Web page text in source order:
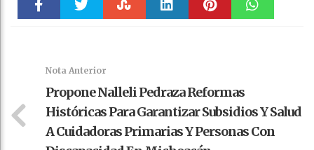
Nota Anterior
Propone Nalleli Pedraza Reformas
Históricas Para Garantizar Subsidios Y Salud
A Cuidadoras Primarias Y Personas Con